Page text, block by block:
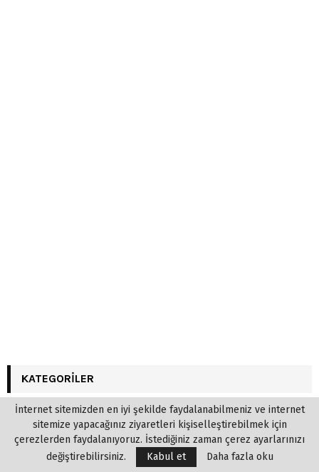
KATEGORILER
100 TEMEL ESER
Anı-Hatıra
Araştırma-Eleştiri-İnceleme
İnternet sitemizden en iyi şekilde faydalanabilmeniz ve internet
sitemize yapacağınız ziyaretleri kişiselleştirebilmek için
çerezlerden faydalanıyoruz. İstediğiniz zaman çerez ayarlarınızı
değiştirebilirsiniz.
Kabul et Daha fazla oku